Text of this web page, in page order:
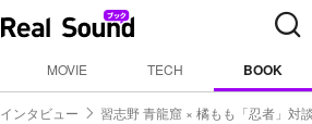
MOVIE TECH BOOK
インタビュー 習志野 青龍窟 × 橘もも「忍者」対